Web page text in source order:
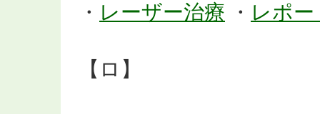
・ レーザー治療 ・ レポー
【ロ】